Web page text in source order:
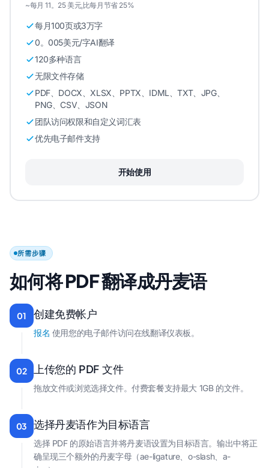
~每月 11。25 美元,比每月节省 25%
每月100页或3万字
0。005美元/字AI翻译
120多种语言
无限文件存储
PDF、DOCX、XLSX、PPTX、IDML、TXT、JPG、
PNG、CSV、JSON
团队访问权限和自定义词汇表
优先电子邮件支持
开始使用
所需步骤
如何将 PDF 翻译成丹麦语
01 创建免费帐户
报名 使用您的电子邮件访问在线翻译仪表板。
02 上传您的 PDF 文件
拖放文件或浏览选择文件。付费套餐支持最大 1GB 的文件。
03 选择丹麦语作为目标语言
选择 PDF 的原始语言并将丹麦语设置为目标语言。输出中将正
确呈现三个额外的丹麦字母（ae-ligature、o-slash、a-